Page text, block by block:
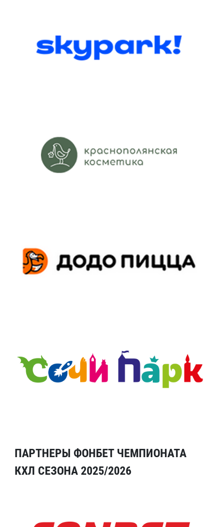
ПАРТНЕРЫ ФОНБЕТ ЧЕМПИОНАТА
КХЛ СЕЗОНА 2025/2026